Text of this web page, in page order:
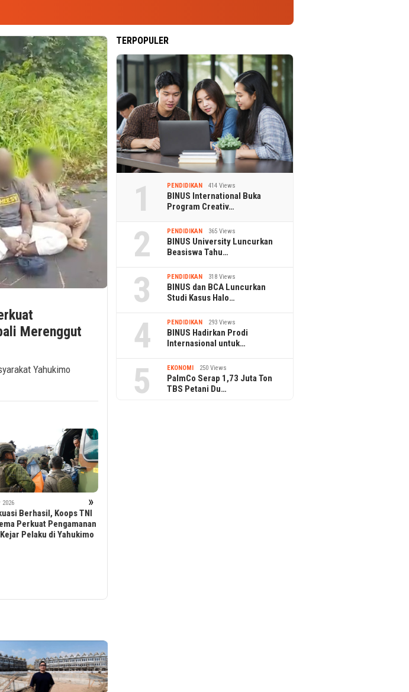
Merenggut
Yahukimo
»
3 July 2026
Prospek Karier Kreatif dan
Lukratif Product Design
TERPOPULER
1 PENDIDIKAN 414 Views
BINUS International Buka
Program Creativ…
2 PENDIDIKAN 365 Views
BINUS University Luncurkan
Beasiswa Tahu…
3 PENDIDIKAN 318 Views
BINUS dan BCA Luncurkan
Studi Kasus Halo…
4 PENDIDIKAN 293 Views
BINUS Hadirkan Prodi
Internasional untuk…
5 EKONOMI 250 Views
PalmCo Serap 1,73 Juta Ton
TBS Petani Du…